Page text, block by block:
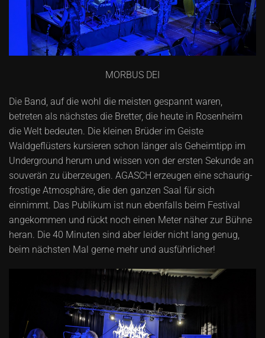
MORBUS DEI
Die Band, auf die wohl die meisten gespannt waren,
betreten als nächstes die Bretter, die heute in Rosenheim
die Welt bedeuten. Die kleinen Brüder im Geiste
Waldgeflüsters kursieren schon länger als Geheimtipp im
Underground herum und wissen von der ersten Sekunde an
souverän zu überzeugen. AGASCH erzeugen eine schaurig-
frostige Atmosphäre, die den ganzen Saal für sich
einnimmt. Das Publikum ist nun ebenfalls beim Festival
angekommen und rückt noch einen Meter näher zur Bühne
heran. Die 40 Minuten sind aber leider nicht lang genug,
beim nächsten Mal gerne mehr und ausführlicher!